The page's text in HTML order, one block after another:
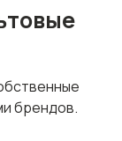
брендов.